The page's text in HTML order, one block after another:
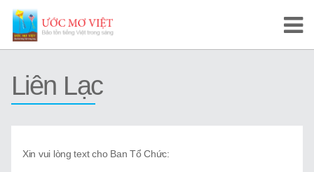
Cuộc Thi Ước Mơ Việt
Hướng Dẫn
Tài Liệu Học Tập
Liên Lạc
Xin vui lòng text cho Ban Tổ Chức: